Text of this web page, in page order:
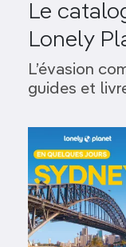
Le
Lonely
L’évasion
guides et